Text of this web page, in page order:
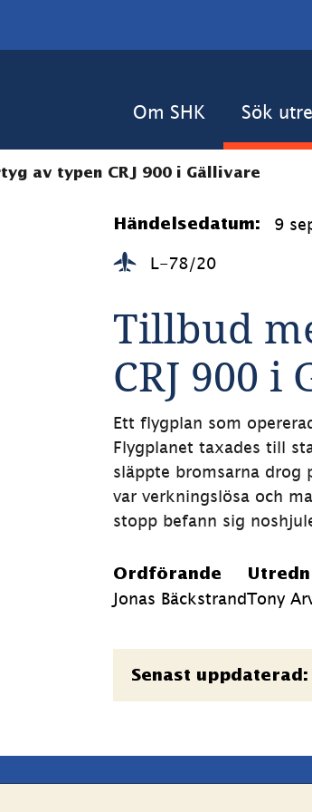
Om SHK Sök
av typen CRJ 900 i Gällivare
Händelsedatum: 9
L-78/20
Tillbud
CRJ 900 i
Ett flygplan som
Flygplanet taxades till
släppte bromsarna drog
var verkningslösa och
stopp befann sig
Ordförande
Jonas BäckstrandTony
Sidinformation
Senast uppdaterad: